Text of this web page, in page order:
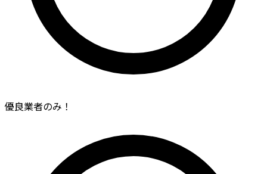
優良業者のみ！